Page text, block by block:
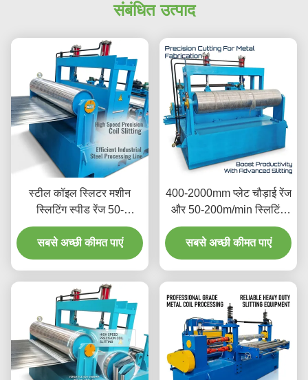
संबंधित उत्पाद
स्टील कॉइल स्लिटर मशीन
स्लिटिंग स्पीड रेंज 50-
200m/min, प्लेट चौड़ाई रेंज
400-2000mm और स्लिटिंग
नंबर रेंज 8-30 के साथ
सबसे अच्छी कीमत पाएं
400-2000mm प्लेट चौड़ाई रेंज
और 50-200m/min स्लिटिंग
स्पीड रेंज के साथ स्टील कॉइल
स्लीटर मशीन सटीक धातु कॉइल
स्लिटिंग के लिए
सबसे अच्छी कीमत पाएं